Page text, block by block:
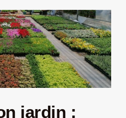
jardin :